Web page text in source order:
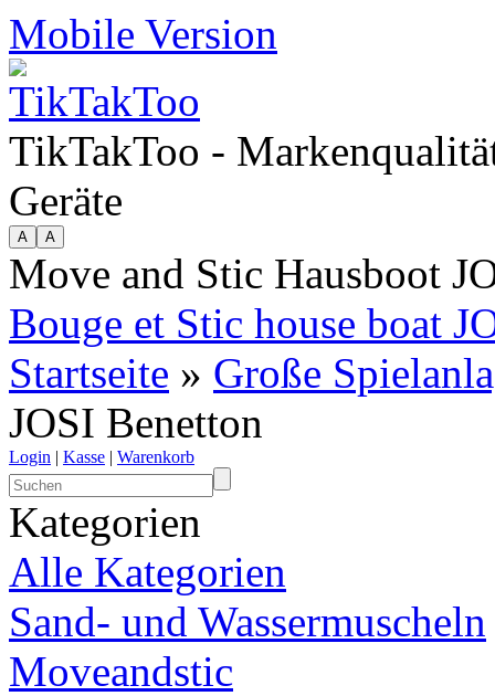
Mobile Version
TikTakToo -
Geräte
Move and Stic Hausboot
Bouge et Stic house boat
Startseite » Große
JOSI Benetton
Login | Kasse | Warenkorb
Kategorien
Alle Kategorien
Sand- und Wassermuscheln
Moveandstic